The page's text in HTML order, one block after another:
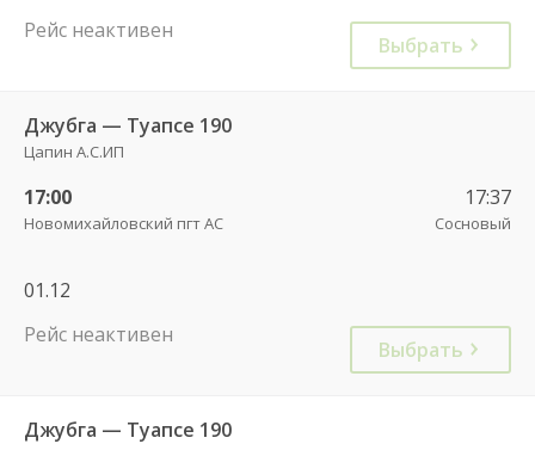
Рейс неактивен
Выбрать
Джубга — Туапсе 190
Цапин А.С.ИП
17:00
Новомихайловский пгт АС
17:37
Сосновый
01.12
Рейс неактивен
Выбрать
Джубга — Туапсе 190